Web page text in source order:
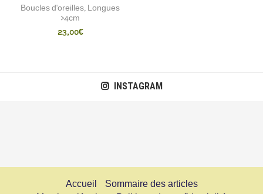
Boucles d'oreilles, Longues
>4cm
23,00€
INSTAGRAM
Accueil
Sommaire des articles